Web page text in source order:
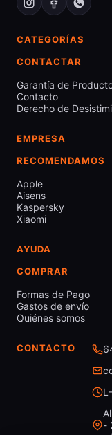
CATEGORÍAS
CONTACTAR
Garantía de
Contacto
Derecho de
EMPRESA
RECOMENDAMOS
Apple
Aisens
Kaspersky
Xiaomi
AYUDA
COMPRAR
Formas de Pago
Gastos de envío
Quiénes somos
CONTACTO
-